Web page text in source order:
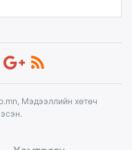
Мэдээллийн хөтөч